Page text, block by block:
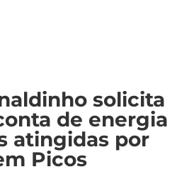
solicita
de energia
atingidas por
Picos